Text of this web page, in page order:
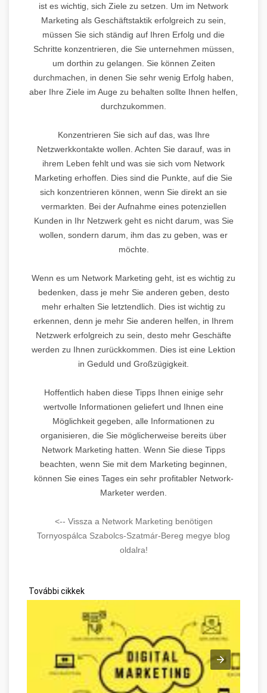
ist es wichtig, sich Ziele zu setzen. Um im Network
Marketing als Geschäftstaktik erfolgreich zu sein,
müssen Sie sich ständig auf Ihren Erfolg und die
Schritte konzentrieren, die Sie unternehmen müssen,
um dorthin zu gelangen. Sie können Zeiten
durchmachen, in denen Sie sehr wenig Erfolg haben,
aber Ihre Ziele im Auge zu behalten sollte Ihnen helfen,
durchzukommen.
Konzentrieren Sie sich auf das, was Ihre
Netzwerkkontakte wollen. Achten Sie darauf, was in
ihrem Leben fehlt und was sie sich vom Network
Marketing erhoffen. Dies sind die Punkte, auf die Sie
sich konzentrieren können, wenn Sie direkt an sie
vermarkten. Bei der Aufnahme eines potenziellen
Kunden in Ihr Netzwerk geht es nicht darum, was Sie
wollen, sondern darum, ihm das zu geben, was er
möchte.
Wenn es um Network Marketing geht, ist es wichtig zu
bedenken, dass je mehr Sie anderen geben, desto
mehr erhalten Sie letztendlich. Dies ist wichtig zu
erkennen, denn je mehr Sie anderen helfen, in Ihrem
Netzwerk erfolgreich zu sein, desto mehr Geschäfte
werden zu Ihnen zurückkommen. Dies ist eine Lektion
in Geduld und Großzügigkeit.
Hoffentlich haben diese Tipps Ihnen einige sehr
wertvolle Informationen geliefert und Ihnen eine
Möglichkeit gegeben, alle Informationen zu
organisieren, die Sie möglicherweise bereits über
Network Marketing hatten. Wenn Sie diese Tipps
beachten, wenn Sie mit dem Marketing beginnen,
können Sie eines Tages ein sehr profitabler Network-
Marketer werden.
<-- Vissza a Network Marketing benötigen
Tornyospálca Szabolcs-Szatmár-Bereg megye blog
oldalra!
További cikkek